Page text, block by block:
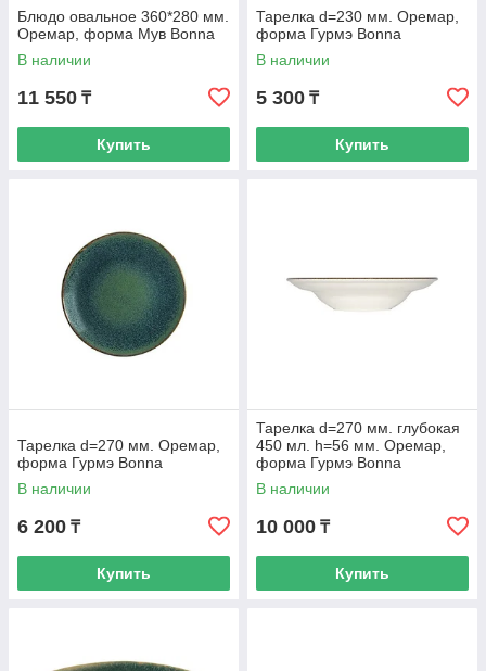
Блюдо овальное 360*280 мм.
Оремар, форма Мув Bonna
В наличии
11 550 ₸
Купить
Тарелка d=230 мм. Оремар,
форма Гурмэ Bonna
В наличии
5 300 ₸
Купить
Тарелка d=270 мм. Оремар,
форма Гурмэ Bonna
В наличии
6 200 ₸
Купить
Тарелка d=270 мм. глубокая
450 мл. h=56 мм. Оремар,
форма Гурмэ Bonna
В наличии
10 000 ₸
Купить